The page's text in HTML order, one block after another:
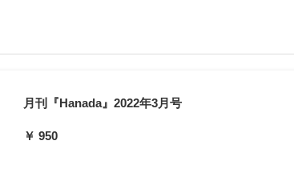
月刊『Hanada』2022年3月号
￥ 950